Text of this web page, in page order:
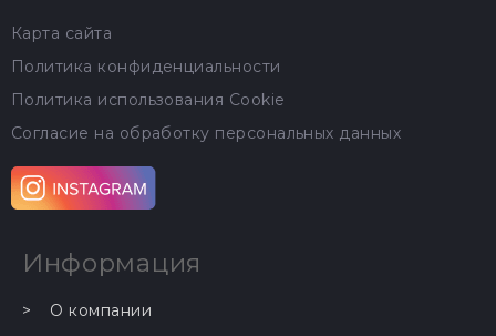
Карта сайта
Политика конфиденциальности
Политика использования Cookie
Согласие на обработку персональных данных
Информация
О компании